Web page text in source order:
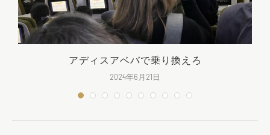
アディスアベバで乗り換えろ
2024年6月21日